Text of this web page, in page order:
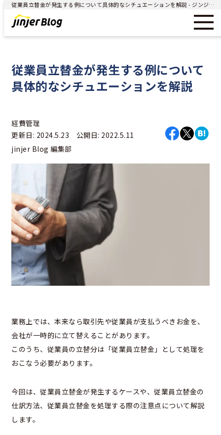
従業員立替金が発生する例について具体的なシチュエーションを解説 - ジンジャー（jinjer）｜統合型人事システム
従業員立替金が発生する例について
具体的なシチュエーションを解説
経費管理
更新日: 2024.5.23 公開日: 2022.5.11
jinjer Blog 編集部
業務上では、本来なら取引先や従業員が支払うべきお金を、
会社が一時的に立て替えることがあります。
このうち、従業員の立替分は「従業員立替金」として処理を
おこなう必要があります。
今回は、従業員立替金が発生するケースや、従業員立替金の
仕訳方法、従業員立替金を処理する際の注意点について解説
します。